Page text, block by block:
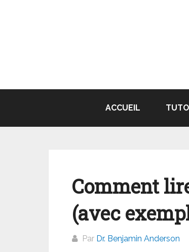
ACCUEIL
Comment
(avec
Par Dr. Benjamin Anderson